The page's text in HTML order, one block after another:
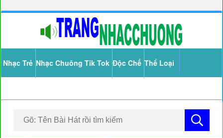
Nhạc Trẻ Nhạc Chuông Tik Tok Độc Chế Thể Loại